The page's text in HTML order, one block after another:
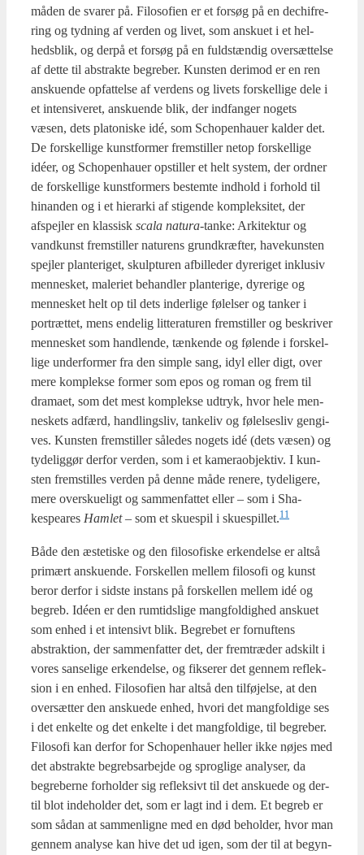
måden de sva­rer på. Filo­so­fi­en er et for­søg på en dechif­re­
ring og tyd­ning af ver­den og livet, som ansku­et i et hel­
heds­blik, og der­på et for­søg på en fuld­stæn­dig over­sæt­tel­se
af det­te til abstrak­te begre­ber. Kun­sten der­i­mod er en ren
ansku­en­de opfat­tel­se af ver­dens og livets for­skel­li­ge dele i
et inten­si­ve­ret, ansku­en­de blik, der ind­fan­ger nogets
væsen, dets pla­to­ni­ske idé, som Scho­pen­hau­er kal­der det.
De for­skel­li­ge kunst­for­mer frem­stil­ler net­op for­skel­li­ge
idéer, og Scho­pen­hau­er opstil­ler et helt system, der ord­ner
de for­skel­li­ge kunst­for­mers bestem­te ind­hold i for­hold til
hin­an­den og i et hie­rar­ki af sti­gen­de kom­plek­si­tet, der
afspej­ler en klas­sisk sca­la natu­ra-tan­ke: Arki­tek­tur og
vand­kunst frem­stil­ler natu­rens grund­kræf­ter, have­kun­sten
spej­ler plan­te­ri­get, skul­p­tu­ren afbil­le­der dyre­ri­get inklu­siv
men­ne­sket, male­ri­et behand­ler plan­te­ri­ge, dyre­ri­ge og
men­ne­sket helt op til dets inder­li­ge følel­ser og tan­ker i
portræt­tet, mens ende­lig lit­te­ra­tu­ren frem­stil­ler og beskri­ver
men­ne­sket som hand­len­de, tæn­ken­de og følen­de i for­skel­
li­ge under­for­mer fra den simp­le sang, idyl eller digt, over
mere kom­plek­se for­mer som epos og roman og frem til
dra­ma­et, som det mest kom­plek­se udtryk, hvor hele men­
ne­skets adfærd, hand­lings­liv, tan­ke­liv og følel­ses­liv gen­gi­
ves. Kun­sten frem­stil­ler såle­des nogets idé (dets væsen) og
tyde­lig­gør der­for ver­den, som i et kame­ra­ob­jek­tiv. I kun­
sten frem­stil­les ver­den på den­ne måde rene­re, tyde­li­ge­re,
mere over­sku­e­ligt og sam­men­fat­tet eller – som i Sha­
kespea­res Ham­let– som et sku­e­spil i skuespillet.11
Både den æste­ti­ske og den filo­so­fi­ske erken­del­se er alt­så
pri­mært ansku­en­de. For­skel­len mel­lem filo­so­fi og kunst
beror der­for i sid­ste instans på for­skel­len mel­lem idé og
begreb. Idéen er den rum­tids­li­ge mang­fol­dig­hed ansku­et
som enhed i et inten­sivt blik. Begre­bet er for­nuf­tens
abstrak­tion, der sam­men­fat­ter det, der frem­træ­der adskilt i
vores san­se­li­ge erken­del­se, og fik­se­rer det gen­nem reflek­
sion i en enhed. Filo­so­fi­en har alt­så den til­fø­jel­se, at den
over­sæt­ter den ansku­e­de enhed, hvori det mang­fol­di­ge ses
i det enkel­te og det enkel­te i det mang­fol­di­ge, til begre­ber.
Filo­so­fi kan der­for for Scho­pen­hau­er hel­ler ikke nøjes med
det abstrak­te begrebs­ar­bej­de og sprog­li­ge ana­ly­ser, da
begre­ber­ne for­hol­der sig reflek­sivt til det ansku­e­de og der­
til blot inde­hol­der det, som er lagt ind i dem. Et begreb er
som sådan at sam­men­lig­ne med en død behol­der, hvor man
gen­nem ana­ly­se kan hive det ud igen, som der til at begyn­